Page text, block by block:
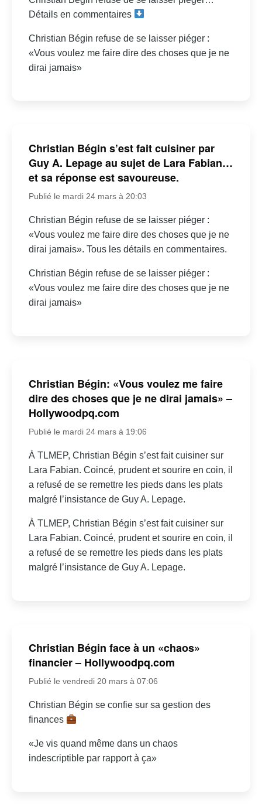
Détails en commentaires
Christian Bégin refuse de se laisser piéger :
«Vous voulez me faire dire des choses que je ne
dirai jamais»
Christian Bégin s’est fait cuisiner par
Guy A. Lepage au sujet de Lara Fabian…
et sa réponse est savoureuse.
Publié le mardi 24 mars à 20:03
Christian Bégin refuse de se laisser piéger :
«Vous voulez me faire dire des choses que je ne
dirai jamais». Tous les détails en commentaires.
Christian Bégin refuse de se laisser piéger :
«Vous voulez me faire dire des choses que je ne
dirai jamais»
Christian Bégin: «Vous voulez me faire
dire des choses que je ne dirai jamais» –
Hollywoodpq.com
Publié le mardi 24 mars à 19:06
À TLMEP, Christian Bégin s’est fait cuisiner sur
Lara Fabian. Coincé, prudent et sourire en coin, il
a refusé de se remettre les pieds dans les plats
malgré l’insistance de Guy A. Lepage.
À TLMEP, Christian Bégin s’est fait cuisiner sur
Lara Fabian. Coincé, prudent et sourire en coin, il
a refusé de se remettre les pieds dans les plats
malgré l’insistance de Guy A. Lepage.
Christian Bégin face à un «chaos»
financier – Hollywoodpq.com
Publié le vendredi 20 mars à 07:06
Christian Bégin se confie sur sa gestion des
finances
«Je vis quand même dans un chaos
indescriptible par rapport à ça»